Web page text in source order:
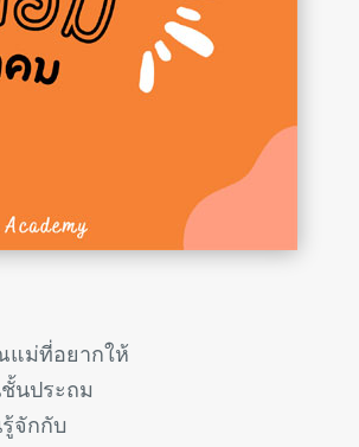
ม่ที่อยากให้
นประถม
จักกับ